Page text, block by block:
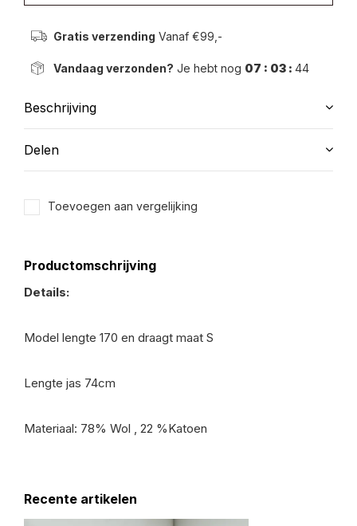
Gratis verzending Vanaf €99,-
Vandaag verzonden? Je hebt nog 07 : 03 : 44
Beschrijving
Delen
Toevoegen aan vergelijking
Productomschrijving
Details:
Model lengte 170 en draagt maat S
Lengte jas 74cm
Materiaal: 78% Wol , 22 %Katoen
Recente artikelen